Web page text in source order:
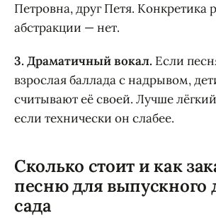
Петровна, друг Петя. Конкретика
абстракции — нет.
3. Драматичный вокал. Если
взрослая баллада с надрывом,
считывают её своей. Лучше
если технически он слабее.
Сколько стоит и как
песню для выпускного
сада